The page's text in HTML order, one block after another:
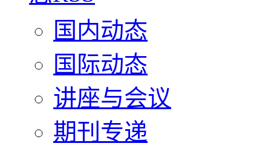
国内动态
国际动态
讲座与会议
期刊专递